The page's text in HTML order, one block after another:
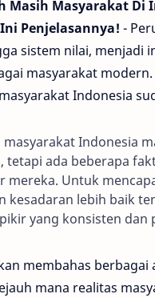
Masih Masyarakat Di
Penjelasannya! -
sistem nilai,
masyarakat
Indonesia
masyarakat Indonesia
tetapi ada beberapa
mereka. Untuk
kesadaran lebih baik
yang konsisten dan
membahas
mana realitas